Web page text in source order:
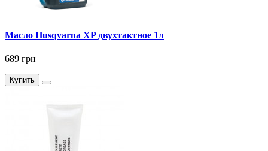
Масло Husqvarna XP двухтактное 1л
689 грн
Купить